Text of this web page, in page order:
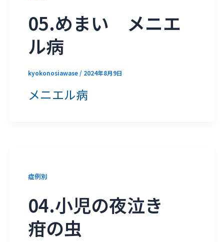
05.めまい メニエ
ル病
kyokonosiawase/ 2024年8月9日
メニエル病
症例別
04.小児の夜泣き
疳の虫